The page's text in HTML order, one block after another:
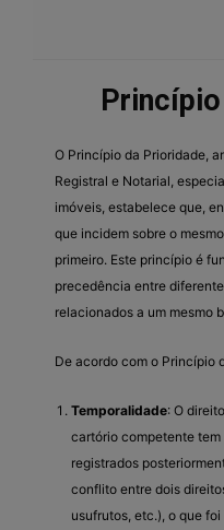
O Princípio da Prioridade,
Registral e Notarial,
imóveis, estabelece que,
que incidem sobre o
primeiro. Este princípio é
precedência entre
relacionados a um mesmo
De acordo com o Princípio
Temporalidade: O
cartório competente
registrados
conflito entre dois
usufrutos, etc.), o que